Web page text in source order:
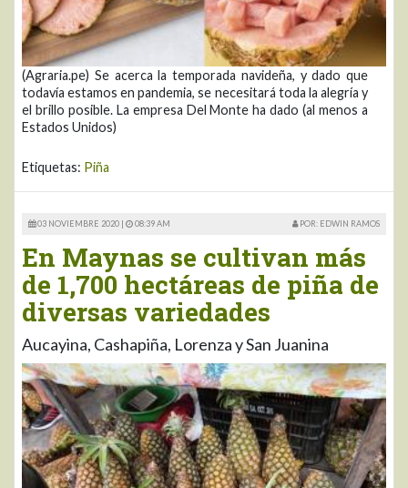
(Agraria.pe) Se acerca la temporada navideña, y dado que
todavía estamos en pandemia, se necesitará toda la alegría y
el brillo posible. La empresa Del Monte ha dado (al menos a
Estados Unidos)
Etiquetas: Piña
03 NOVIEMBRE 2020 | 08:39 AM POR: EDWIN RAMOS
En Maynas se cultivan más
de 1,700 hectáreas de piña de
diversas variedades
Aucayina, Cashapiña, Lorenza y San Juanina